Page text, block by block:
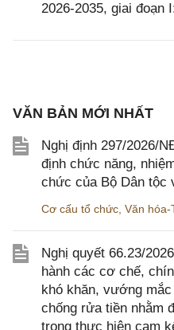
2026-2035, giai đoạn
VĂN BẢN MỚI NHẤT
Nghị định 297/2026/
định chức năng,
chức của Bộ Dân tộc
Cơ cấu tổ chức Văn hóa-
Nghị quyết 66.23/
hành các cơ chế,
khó khăn, vướng
chống rửa tiền nhằm
trong thực hiện cam